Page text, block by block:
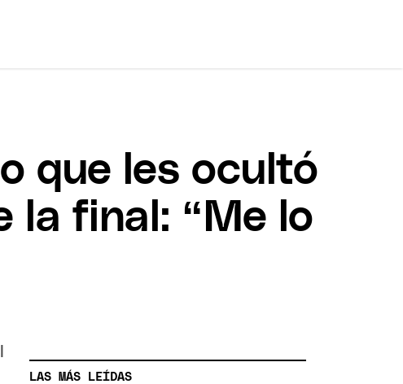
que les ocultó
la final: “Me lo
LAS MÁS LEÍDAS